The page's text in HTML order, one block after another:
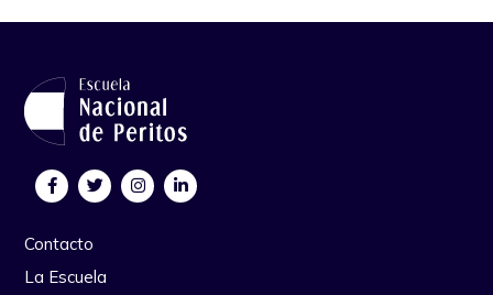
Contacto
La Escuela